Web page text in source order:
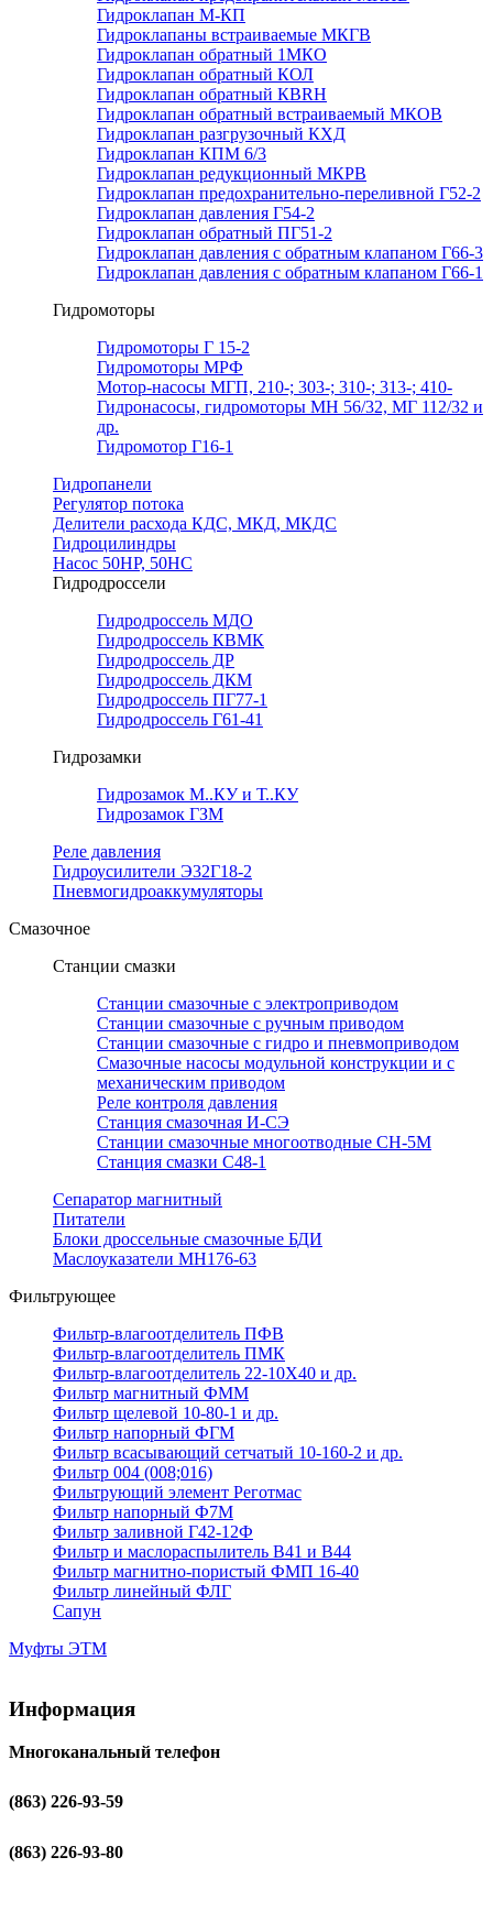
Гидроклапан М-КП
Гидроклапаны встраиваемые МКГВ
Гидроклапан обратный 1МКО
Гидроклапан обратный КОЛ
Гидроклапан обратный КВRН
Гидроклапан обратный встраиваемый МКОВ
Гидроклапан разгрузочный КХД
Гидроклапан КПМ 6/3
Гидроклапан редукционный МКРВ
Гидроклапан предохранительно-переливной Г52-2
Гидроклапан давления Г54-2
Гидроклапан обратный ПГ51-2
Гидроклапан давления с обратным клапаном Г66-3
Гидроклапан давления с обратным клапаном Г66-1
Гидромоторы
Гидромоторы Г 15-2
Гидромоторы МРФ
Мотор-насосы МГП, 210-; 303-; 310-; 313-; 410-
Гидронасосы, гидромоторы МН 56/32, МГ 112/32 и
др.
Гидромотор Г16-1
Гидропанели
Регулятор потока
Делители расхода КДС, МКД, МКДС
Гидроцилиндры
Насос 50НР, 50НС
Гидродроссели
Гидродроссель МДО
Гидродроссель КВМК
Гидродроссель ДР
Гидродроссель ДКМ
Гидродроссель ПГ77-1
Гидродроссель Г61-41
Гидрозамки
Гидрозамок М..КУ и Т..КУ
Гидрозамок ГЗМ
Реле давления
Гидроусилители Э32Г18-2
Пневмогидроаккумуляторы
Смазочное
Станции смазки
Станции смазочные с электроприводом
Станции смазочные с ручным приводом
Станции смазочные с гидро и пневмоприводом
Смазочные насосы модульной конструкции и с
механическим приводом
Реле контроля давления
Станция смазочная И-СЭ
Станции смазочные многоотводные СН-5М
Станция смазки С48-1
Сепаратор магнитный
Питатели
Блоки дроссельные смазочные БДИ
Маслоуказатели МН176-63
Фильтрующее
Фильтр-влагоотделитель ПФВ
Фильтр-влагоотделитель ПМК
Фильтр-влагоотделитель 22-10Х40 и др.
Фильтр магнитный ФММ
Фильтр щелевой 10-80-1 и др.
Фильтр напорный ФГМ
Фильтр всасывающий сетчатый 10-160-2 и др.
Фильтр 004 (008;016)
Фильтрующий элемент Реготмас
Фильтр напорный Ф7М
Фильтр заливной Г42-12Ф
Фильтр и маслораспылитель В41 и В44
Фильтр магнитно-пористый ФМП 16-40
Фильтр линейный ФЛГ
Сапун
Муфты ЭТМ
Информация
Многоканальный телефон
(863) 226-93-59
(863) 226-93-80